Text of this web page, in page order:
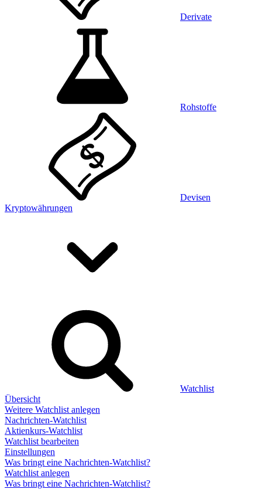
Derivate
Rohstoffe
Devisen
Kryptowährungen
Watchlist
Übersicht
Weitere Watchlist anlegen
Nachrichten-Watchlist
Aktienkurs-Watchlist
Watchlist bearbeiten
Einstellungen
Was bringt eine Nachrichten-Watchlist?
Watchlist anlegen
Was bringt eine Nachrichten-Watchlist?